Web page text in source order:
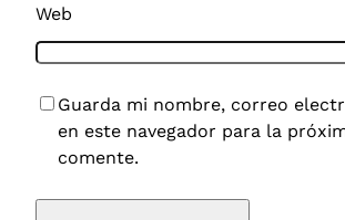
Web
Guarda mi nombre, correo
en este navegador para la
comente.